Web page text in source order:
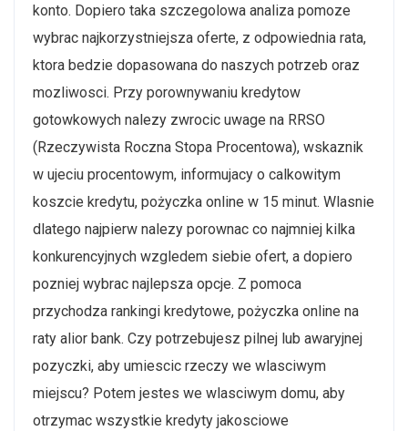
konto. Dopiero taka szczegolowa analiza pomoze
wybrac najkorzystniejsza oferte, z odpowiednia rata,
ktora bedzie dopasowana do naszych potrzeb oraz
mozliwosci. Przy porownywaniu kredytow
gotowkowych nalezy zwrocic uwage na RRSO
(Rzeczywista Roczna Stopa Procentowa), wskaznik
w ujeciu procentowym, informujacy o calkowitym
koszcie kredytu, pożyczka online w 15 minut. Wlasnie
dlatego najpierw nalezy porownac co najmniej kilka
konkurencyjnych wzgledem siebie ofert, a dopiero
pozniej wybrac najlepsza opcje. Z pomoca
przychodza rankingi kredytowe, pożyczka online na
raty alior bank. Czy potrzebujesz pilnej lub awaryjnej
pozyczki, aby umiescic rzeczy we wlasciwym
miejscu? Potem jestes we wlasciwym domu, aby
otrzymac wszystkie kredyty jakosciowe